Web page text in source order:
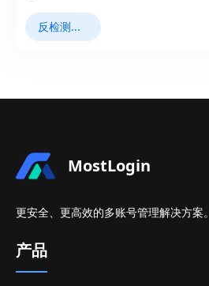
反检测浏览器
MostLogin
更安全、更高效的多账号管理解决方案。
产品